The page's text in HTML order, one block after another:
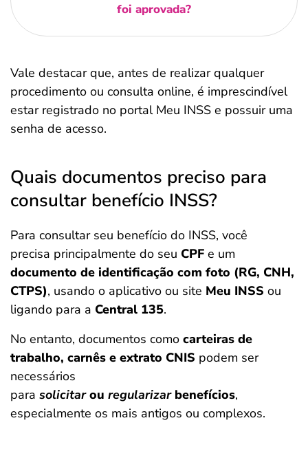
foi aprovada?
Vale destacar que, antes de realizar qualquer
procedimento ou consulta online, é imprescindível
estar registrado no portal Meu INSS e possuir uma
senha de acesso.
Quais documentos preciso para
consultar benefício INSS?
Para consultar seu benefício do INSS, você
precisa principalmente do seu CPF e um
documento de identificação com foto (RG, CNH,
CTPS), usando o aplicativo ou site Meu INSS ou
ligando para a Central 135.
No entanto, documentos como carteiras de
trabalho, carnês e extrato CNIS podem ser
necessários
para solicitarou regularizarbenefícios,
especialmente os mais antigos ou complexos.